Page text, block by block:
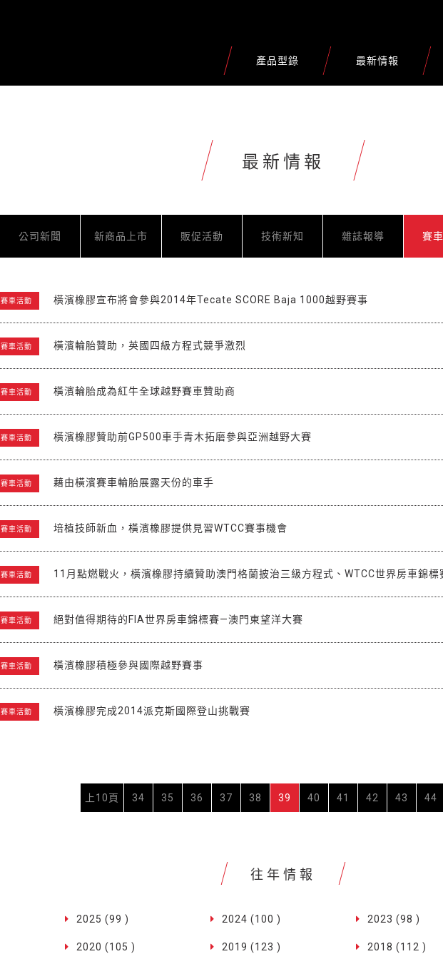
產品型錄 最新情報
最新情報
公司新聞 新商品上市 販促活動 技術新知 雜誌報導 賽
賽車活動 橫濱橡膠宣布將會參與2014年Tecate SCORE Baja 1000越野賽事
賽車活動 橫濱輪胎贊助，英國四級方程式競爭激烈
賽車活動 橫濱輪胎成為紅牛全球越野賽車贊助商
賽車活動 橫濱橡膠贊助前GP500車手青木拓磨參與亞洲越野大賽
賽車活動 藉由橫濱賽車輪胎展露天份的車手
賽車活動 培植技師新血，橫濱橡膠提供見習WTCC賽事機會
賽車活動 11月點燃戰火，橫濱橡膠持續贊助澳門格蘭披治三級方程式、WTCC世界房車錦標
賽車活動 絕對值得期待的FIA世界房車錦標賽—澳門東望洋大賽
賽車活動 橫濱橡膠積極參與國際越野賽事
賽車活動 橫濱橡膠完成2014派克斯國際登山挑戰賽
上10頁 34 35 36 37 38 39 40 41 42 43 44
往年情報
2025 (99 ) 2024 (100 ) 2023 (98 )
2020 (105 ) 2019 (123 ) 2018 (112 )